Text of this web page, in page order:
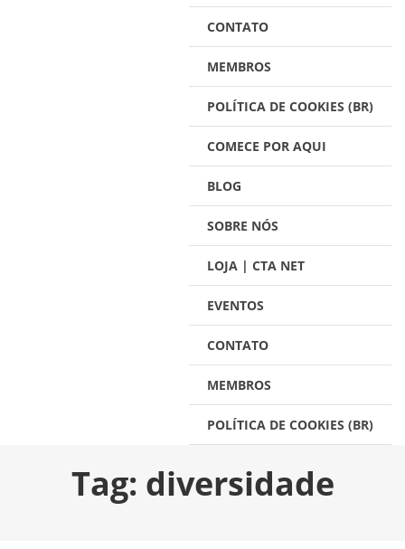
CONTATO
MEMBROS
POLÍTICA DE COOKIES (BR)
COMECE POR AQUI
BLOG
SOBRE NÓS
LOJA | CTA NET
EVENTOS
CONTATO
MEMBROS
POLÍTICA DE COOKIES (BR)
Tag: diversidade